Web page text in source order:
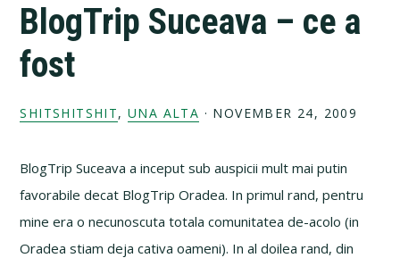
BlogTrip Suceava – ce a
fost
SHITSHITSHIT,UNA ALTA · NOVEMBER 24, 2009
BlogTrip Suceava a inceput sub auspicii mult mai putin
favorabile decat BlogTrip Oradea. In primul rand, pentru
mine era o necunoscuta totala comunitatea de-acolo (in
Oradea stiam deja cativa oameni). In al doilea rand, din